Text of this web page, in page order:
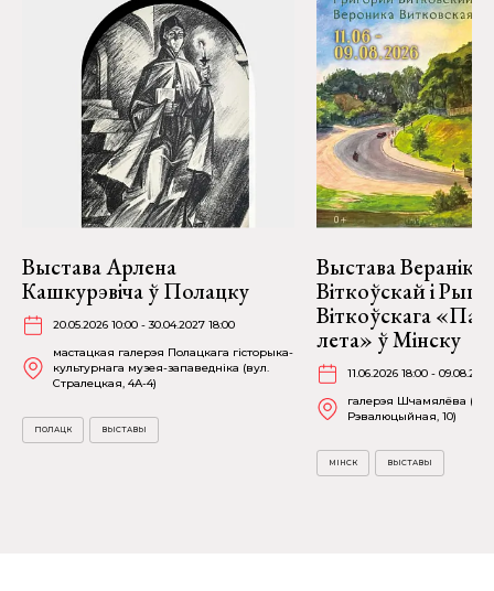
Выстава Арлена
Кашкурэвіча ў Полацку
20.05.2026 10:00 - 30.04.2027 18:00
мастацкая галерэя Полацкага гісторыка-
культурнага музея-запаведніка (вул.
Стралецкая, 4A-4)
ПОЛАЦК ВЫСТАВЫ
Выстава Веранікі
Віткоўскай і
Віткоўскага
лета» ў Мінску
11.06.2026 18:00 -
галерэя Шчамялёва
Рэвалюцыйная, 10)
МІНСК ВЫСТАВЫ